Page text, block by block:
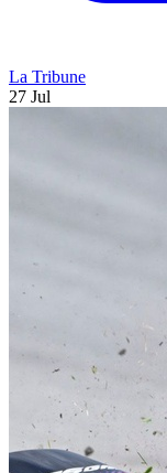
La Tribune
27 Jul